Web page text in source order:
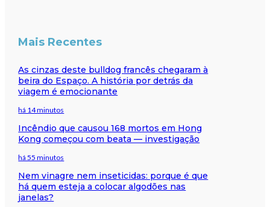
Mais Recentes
As cinzas deste bulldog francês chegaram à
beira do Espaço. A história por detrás da
viagem é emocionante
há 14 minutos
Incêndio que causou 168 mortos em Hong
Kong começou com beata — investigação
há 55 minutos
Nem vinagre nem inseticidas: porque é que
há quem esteja a colocar algodões nas
janelas?